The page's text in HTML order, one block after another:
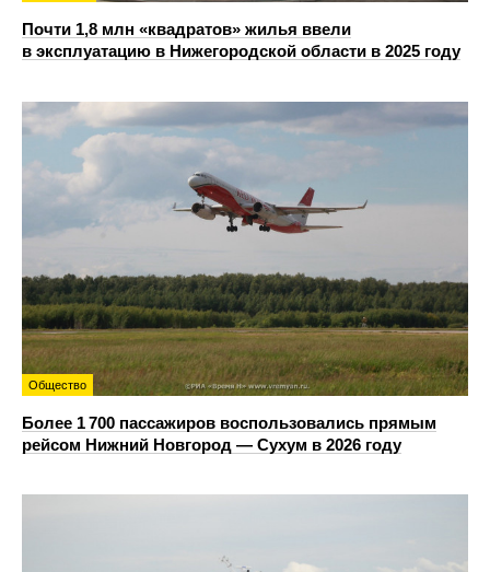
Почти 1,8 млн «квадратов» жилья ввели
в эксплуатацию в Нижегородской области в 2025 году
Общество
Более 1 700 пассажиров воспользовались прямым
рейсом Нижний Новгород — Сухум в 2026 году